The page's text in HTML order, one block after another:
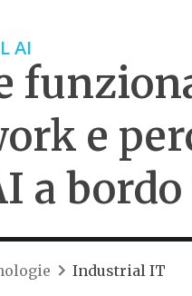
AI
e
a
Industrial IT